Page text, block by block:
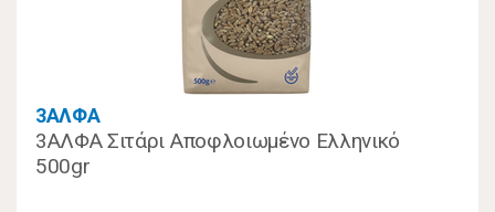
3ΑΛΦΑ
3ΑΛΦΑ Σιτάρι Αποφλοιωμένο Ελληνικό
500gr